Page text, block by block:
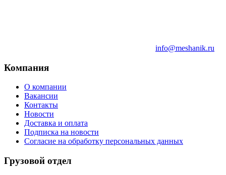
info@meshanik.ru
Компания
О компании
Вакансии
Контакты
Новости
Доставка и оплата
Подписка на новости
Согласие на обработку персональных данных
Грузовой отдел